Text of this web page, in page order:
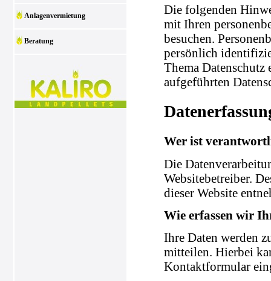
Anlagenvermietung
Beratung
Die folgenden
mit Ihren
besuchen.
persönlich
Thema Datenschutz
aufgeführten
Wer ist
Die
Websitebetreiber.
dieser Website
Wie erfassen wir
Ihre Daten werden
mitteilen. Hierbei
Kontaktformular